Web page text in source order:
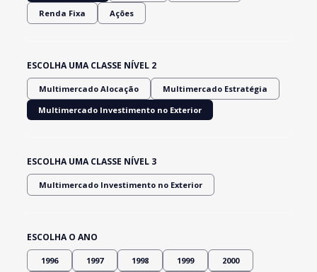
Renda Fixa Ações
ESCOLHA UMA CLASSE NÍVEL 2
Multimercado Alocação
Multimercado Estratégia
Multimercado Investimento no Exterior
ESCOLHA UMA CLASSE NÍVEL 3
Multimercado Investimento no Exterior
ESCOLHA O ANO
1996 1997 1998 1999 2000